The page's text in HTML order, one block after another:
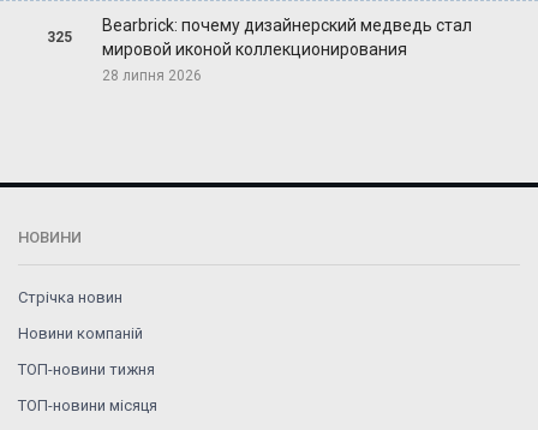
325
Bearbrick: почему дизайнерский медведь стал
мировой иконой коллекционирования
28 липня 2026
НОВИНИ
Стрічка новин
Новини компаній
ТОП-новини тижня
ТОП-новини місяця